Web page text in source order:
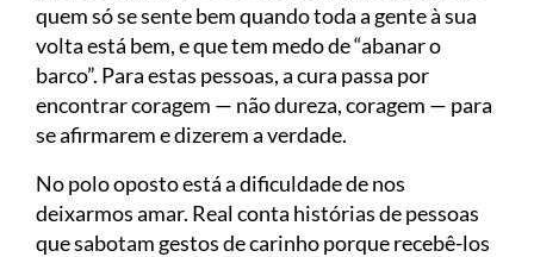
quem só se sente bem quando toda a gente à sua
volta está bem, e que tem medo de “abanar o
barco”. Para estas pessoas, a cura passa por
encontrar coragem — não dureza, coragem — para
se afirmarem e dizerem a verdade.
No polo oposto está a dificuldade de nos
deixarmos amar. Real conta histórias de pessoas
que sabotam gestos de carinho porque recebê-los